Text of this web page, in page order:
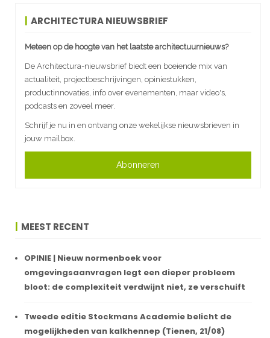
ARCHITECTURA NIEUWSBRIEF
Meteen op de hoogte van het laatste architectuurnieuws?
De Architectura-nieuwsbrief biedt een boeiende mix van
actualiteit, projectbeschrijvingen, opiniestukken,
productinnovaties, info over evenementen, maar video's,
podcasts en zoveel meer.
Schrijf je nu in en ontvang onze wekelijkse nieuwsbrieven in
jouw mailbox.
Abonneren
MEEST RECENT
OPINIE | Nieuw normenboek voor
omgevingsaanvragen legt een dieper probleem
bloot: de complexiteit verdwijnt niet, ze verschuift
Tweede editie Stockmans Academie belicht de
mogelijkheden van kalkhennep (Tienen, 21/08)